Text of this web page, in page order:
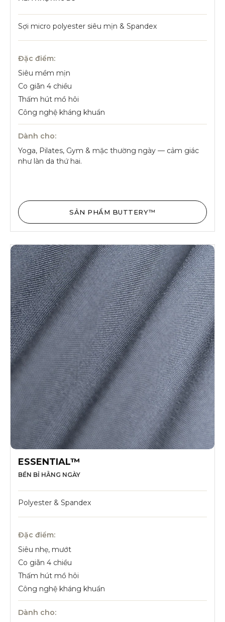
Sợi micro polyester siêu mịn & Spandex
Đặc điểm:
Siêu mềm mịn
Co giãn 4 chiều
Thấm hút mồ hôi
Công nghệ kháng khuẩn
Dành cho:
Yoga, Pilates, Gym & mặc thường ngày — cảm giác
như làn da thứ hai.
SẢN PHẨM BUTTERY™
ESSENTIAL™
BỀN BỈ HẰNG NGÀY
Polyester & Spandex
Đặc điểm:
Siêu nhẹ, mướt
Co giãn 4 chiều
Thấm hút mồ hôi
Công nghệ kháng khuẩn
Dành cho: